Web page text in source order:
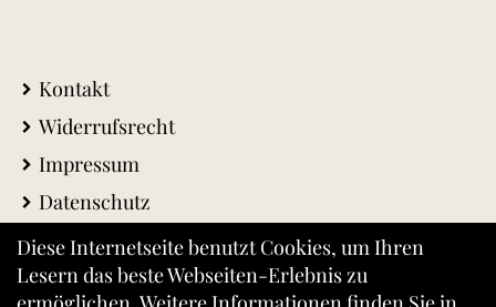
Kontakt
Widerrufsrecht
Impressum
Datenschutz
AGB
Warenkorb
Diese Internetseite benutzt Cookies, um Ihren
Lesern das beste Webseiten-Erlebnis zu